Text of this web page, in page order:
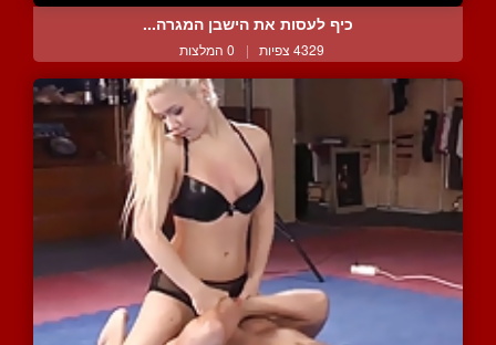
כיף לעסות את הישבן המגרה...
4329 צפיות | 0 המלצות